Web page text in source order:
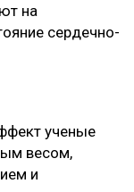
на
сердечно-
ученые
весом,
и